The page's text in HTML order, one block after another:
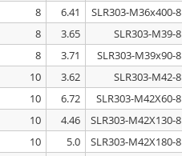
8-SLR303-M36x400
6.41
8
8-SLR303-M39
3.65
8
8-SLR303-M39x90
3.71
8
8-SLR303-M42
3.62
10
8-SLR303-M42X60
6.72
10
8-SLR303-M42X130
4.46
10
8-SLR303-M42X180
5.0
10